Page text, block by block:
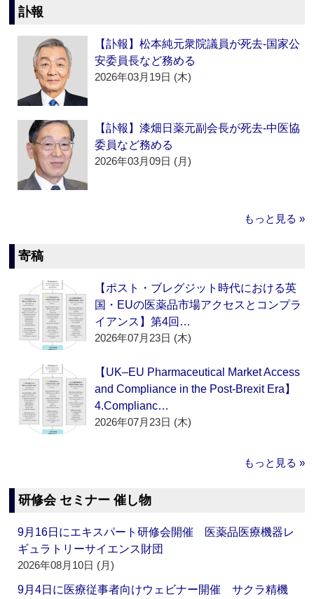
訃報
【訃報】松本純元衆院議員が死去‐国家公
安委員長など務める
2026年03月19日 (木)
【訃報】漆畑日薬元副会長が死去‐中医協
委員など務める
2026年03月09日 (月)
もっと見る »
寄稿
【ポスト・ブレグジット時代における英
国・EUの医薬品市場アクセスとコンプラ
イアンス】第4回…
2026年07月23日 (木)
【UK–EU Pharmaceutical Market Access
and Compliance in the Post-Brexit Era】
4.Complianc…
2026年07月23日 (木)
もっと見る »
研修会 セミナー 催し物
9月16日にエキスパート研修会開催 医薬品医療機器レ
ギュラトリーサイエンス財団
2026年08月10日 (月)
9月4日に医療従事者向けウェビナー開催 サクラ精機